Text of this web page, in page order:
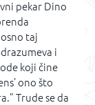
pekar Dino
taj
i
koji čine
ono što
Trude se da